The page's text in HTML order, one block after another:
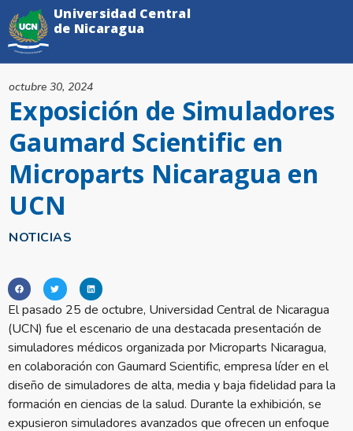
NOTICIAS
Exposición de Simuladores
Gaumard Scientific en
Microparts Nicaragua en
UCN
octubre 30, 2024
Universidad Central
de Nicaragua
El pasado 25 de octubre, Universidad Central de Nicaragua
(UCN) fue el escenario de una destacada presentación de
simuladores médicos organizada por Microparts Nicaragua,
en colaboración con Gaumard Scientific, empresa líder en el
diseño de simuladores de alta, media y baja fidelidad para la
formación en ciencias de la salud. Durante la exhibición, se
expusieron simuladores avanzados que ofrecen un enfoque